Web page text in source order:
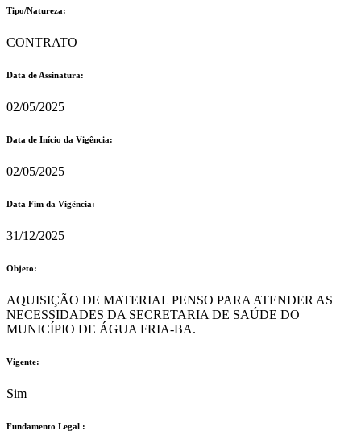
Tipo/Natureza:
CONTRATO
Data de Assinatura:
02/05/2025
Data de Início da Vigência:
02/05/2025
Data Fim da Vigência:
31/12/2025
Objeto:
AQUISIÇÃO DE MATERIAL PENSO PARA ATENDER AS
NECESSIDADES DA SECRETARIA DE SAÚDE DO
MUNICÍPIO DE ÁGUA FRIA-BA.
Vigente:
Sim
Fundamento Legal :​